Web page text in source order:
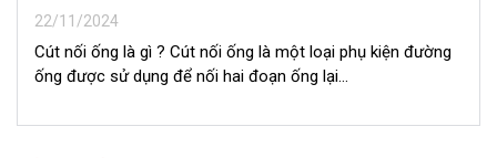
22/11/2024
Cút nối ống là gì ? Cút nối ống là một loại phụ kiện đường
ống được sử dụng để nối hai đoạn ống lại...